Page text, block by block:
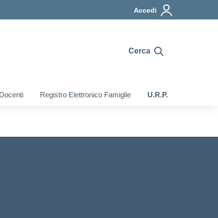
Accedi
Cerca
Registro Elettronico Famiglie U.R.P.